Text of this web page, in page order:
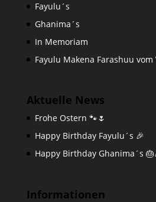
Fayulu´s
Ghanima´s
In Memoriam
Fayulu Makena Farashuu vom
Aktuelle News
Frohe Ostern 🐾🌷
Happy Birthday Fayulu´s 🎉
Happy Birthday Ghanima´s
Informationen